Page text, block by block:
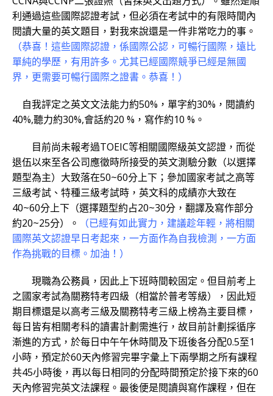
利通過這些國際認證考試，但必須在考試中的有限時間內
閱讀大量的英文題目，對我來說還是一件非常吃力的事。
（恭喜！這些國際認證，係國際公認，可暢行國際，遠比
單純的學歷，有用許多。尤其已經國際競爭已經是無國
界，更需要可暢行國際之證書。恭喜！）
自我評定之英文文法能力約50%，單字約30%，閱讀約
40%,聽力約30%,會話約20 %，寫作約10 %。
目前尚未報考過TOEIC等相關國際級英文認證，而從
退伍以來至各公司應徵時所接受的英文測驗分數（以選擇
題型為主）大致落在50~60分上下；參加國家考試之高等
三級考試、特種三級考試時，英文科的成績亦大致在
40~60分上下（選擇題型約占20~30分，翻譯及寫作部分
約20~25分）。
（已經有如此實力，建議趁年輕，將相關
國際英文認證早日考起來，一方面作為自我檢測，一方面
作為挑戰的目標。加油！）
現職為公務員，因此上下班時間較固定。但目前考上
之國家考試為關務特考四級（相當於普考等級），因此短
期目標還是以高考三級及關務特考三級上榜為主要目標，
每日皆有相關考科的讀書計劃需進行，故目前計劃採循序
漸進的方式，於每日中午午休時間及下班後各分配0.5至1
小時，預定於60天內修習完畢字彙上下兩學期之所有課程
共45小時後，再以每日相同的分配時間預定於接下來的60
天內修習完英文法課程。最後便是閱讀與寫作課程，但在